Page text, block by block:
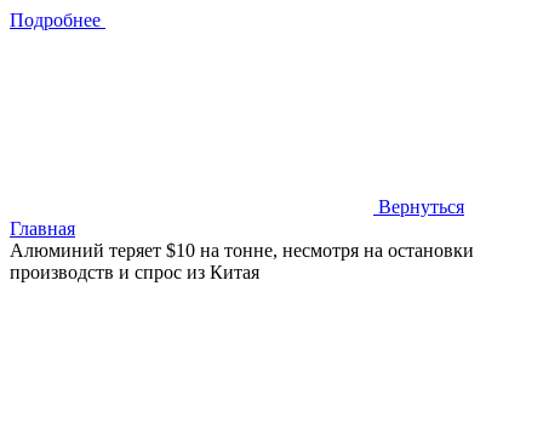
Подробнее
Вернуться
Главная
Алюминий теряет $10 на тонне, несмотря на остановки
производств и спрос из Китая